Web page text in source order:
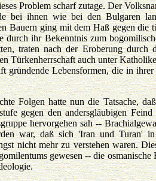
Problem scharf zutage. Der
bei ihnen wie bei den Bulgaren
Bauern ging mit dem Haß gegen die
durch ihr Bekenntnis zum
traten nach der Eroberung
Türkenherrschaft auch unter
gründende Lebensformen, die in ihrer
Folgen hatte nun die Tatsache,
gegen den andersgläubigen
hervorgehen sah --
war, daß sich 'Iran und Turan' in
nicht mehr zu verstehen waren.
gewesen -- die osmanische